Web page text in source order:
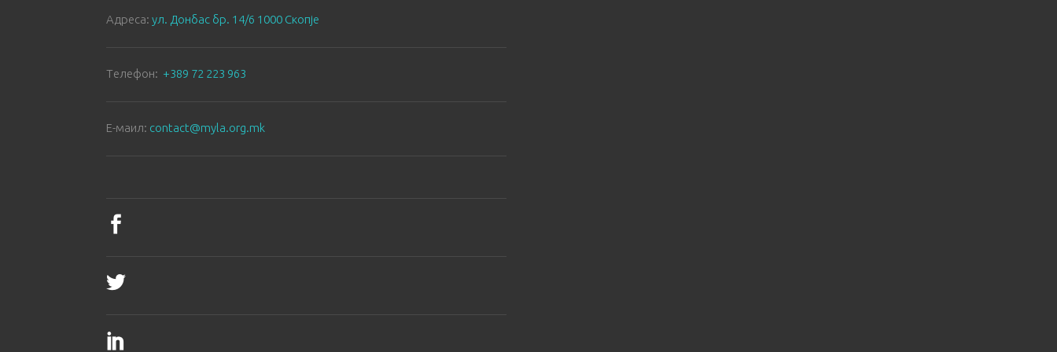
Aдреса: ул. Донбас бр. 14/6 1000 Скопје
Tелефон: +389 72 223 963
E-маил: contact@myla.org.mk